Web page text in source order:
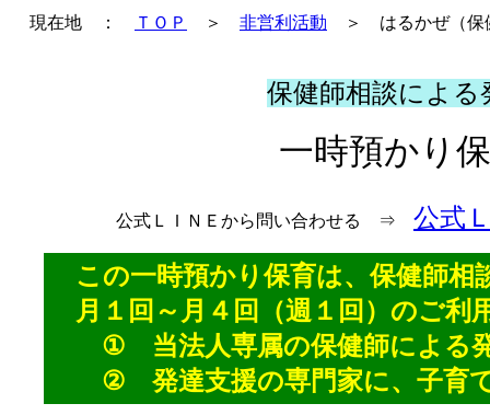
現在地 ： ＴＯＰ ＞ 非営利活動 ＞ はるかぜ（保
保健師相談によ
一時預かり
公式ＬＩＮＥから問い合わせる ⇒ 公式
この一時預かり保育は、保健師
月１回～月４回（週１回）のご利
① 当法人専属の保健師による
② 発達支援の専門家に、子育て